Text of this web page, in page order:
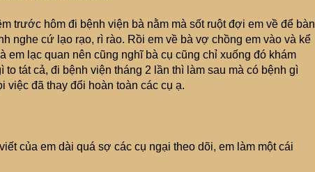
trước hôm đi bệnh viện bà nằm mà sốt ruột đợi em về để bàn
nghe cứ lạo rạo, rì rào. Rồi em về bà vợ chồng em vào và kể
em lạc quan nên cũng nghĩ bà cụ cũng chỉ xuống đó khám
tát cả, đi bệnh viện tháng 2 lần thì làm sau mà có bệnh gì
việc đã thay đổi hoàn toàn các cụ ạ.
của em dài quá sợ các cụ ngại theo dõi, em làm một cái